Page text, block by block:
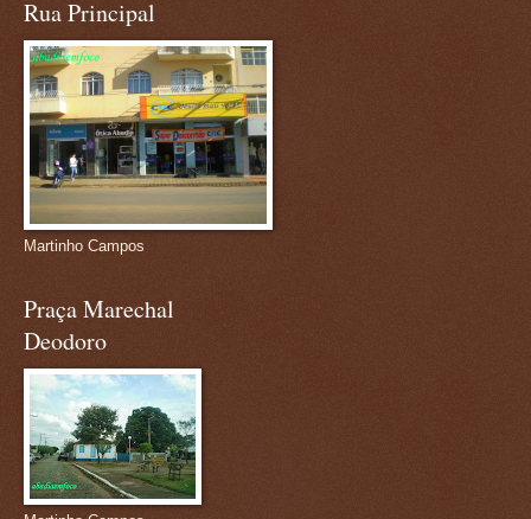
Rua Principal
Martinho Campos
Praça Marechal
Deodoro